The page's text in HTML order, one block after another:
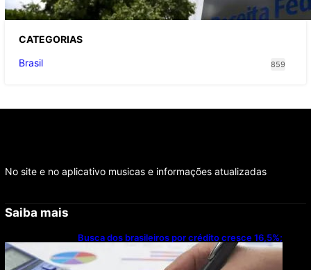
CATEGORIAS
Brasil
859
No site e no aplicativo musicas e informações atualizadas
Saiba mais
Busca dos brasileiros por crédito cresce 16,5%;
Mato Grosso lidera ranking entre estados